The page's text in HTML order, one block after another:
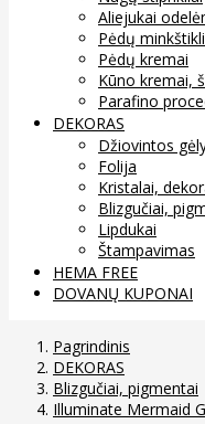
Aliejukai
Pėdų
Pėdų kremai
Kūno kremai,
Parafino
DEKORAS
Džiovintos
Folija
Kristalai,
Blizgučiai,
Lipdukai
Štampavimas
HEMA FREE
DOVANŲ KUPONAI
Pagrindinis
DEKORAS
Blizgučiai, pigmentai
Illuminate Mermaid